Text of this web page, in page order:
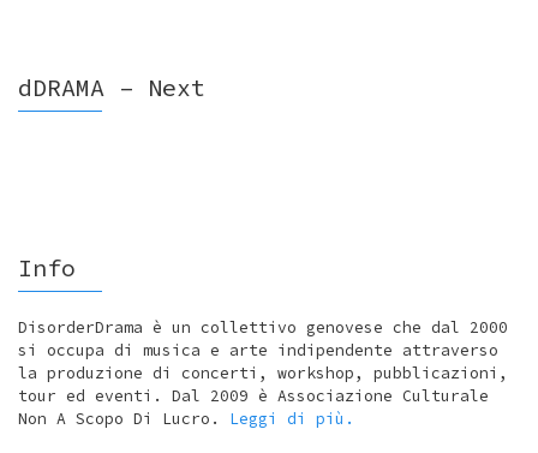
dDRAMA – Next
Info
DisorderDrama è un collettivo genovese che dal 2000
si occupa di musica e arte indipendente attraverso
la produzione di concerti, workshop, pubblicazioni,
tour ed eventi. Dal 2009 è Associazione Culturale
Non A Scopo Di Lucro. Leggi di più.